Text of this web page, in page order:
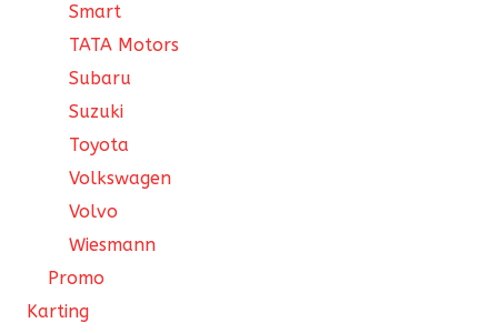
Smart
TATA Motors
Subaru
Suzuki
Toyota
Volkswagen
Volvo
Wiesmann
Promo
Karting